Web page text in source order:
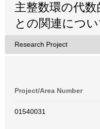
主整数環の代
との関連につ
Research Project
Project/Area Number
01540031